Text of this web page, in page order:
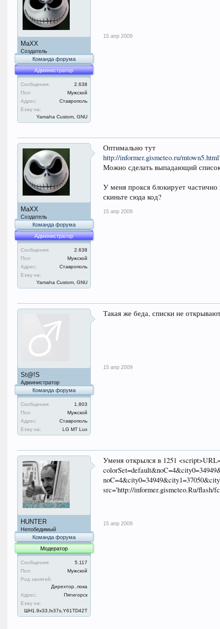
MaXX
Создатель
Команда форума
Администратор
Сообщения:
2.638
Пол:
Мужской
Адрес:
Ставрополь
Езжу на:
Yamaha Custom, GNU
15 апр 2009
MaXX
Создатель
Команда форума
Администратор
Сообщения:
2.638
Пол:
Мужской
Адрес:
Ставрополь
Езжу на:
Yamaha Custom, GNU
Оптимально тут
http://informer.gismeteo.ru/
Можно сделать выпадающий
У меня прокся блокирует
скиньте сюда код?
15 апр 2009
St@!S
Администратор
Команда форума
Сообщения:
1.803
Пол:
Мужской
Адрес:
Ставрополь
Езжу на:
LG MT Lux
Такая же беда, списки не
15 апр 2009
HUNTER
Непобедимый
Команда форума
Модератор
Сообщения:
5.117
Пол:
Мужской
Род занятий:
Дирехтор..пока
Адрес:
Пятигорск
Езжу на:
ШН1.9x33,fx37s,Y61TD42T
Уменя открылся в 1251
src='http://informer.gismeteo.Ru/
15 апр 2009